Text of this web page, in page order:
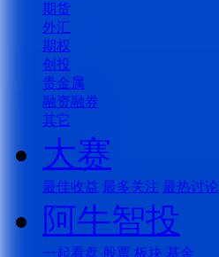
期货
外汇
期权
创投
贵金属
融资融券
其它
大赛
最佳收益 最多关注 最热讨论
阿牛智投
一起看盘 股票 板块 基金